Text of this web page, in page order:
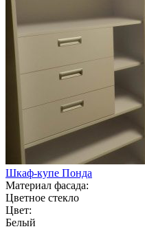
Шкаф-купе Понда
Материал фасада:
Цветное стекло
Цвет:
Белый